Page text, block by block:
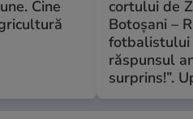
Cine
cortului de
Botoșani –
răspunsul
surprins!”.